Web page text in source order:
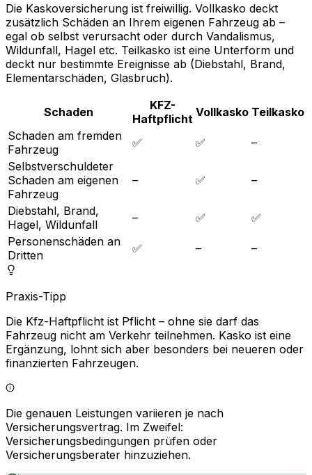
Die Kaskoversicherung ist freiwillig. Vollkasko deckt
zusätzlich Schäden an Ihrem eigenen Fahrzeug ab –
egal ob selbst verursacht oder durch Vandalismus,
Wildunfall, Hagel etc. Teilkasko ist eine Unterform und
deckt nur bestimmte Ereignisse ab (Diebstahl, Brand,
Elementarschäden, Glasbruch).
Schaden
KFZ-
Haftpflicht Vollkasko Teilkasko
Schaden am fremden
Fahrzeug
✅ ✅
–
Selbstverschuldeter
Schaden am eigenen
Fahrzeug
– ✅ –
Diebstahl, Brand,
Hagel, Wildunfall
– ✅
✅
Personenschäden an
Dritten
✅ – –
Praxis-Tipp
Die Kfz-Haftpflicht ist Pflicht – ohne sie darf das
Fahrzeug nicht am Verkehr teilnehmen. Kasko ist eine
Ergänzung, lohnt sich aber besonders bei neueren oder
finanzierten Fahrzeugen.
Die genauen Leistungen variieren je nach
Versicherungsvertrag. Im Zweifel:
Versicherungsbedingungen prüfen oder
Versicherungsberater hinzuziehen.